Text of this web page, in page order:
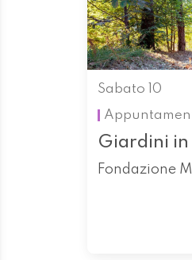
Sabato 10
Giardini
Fondazione